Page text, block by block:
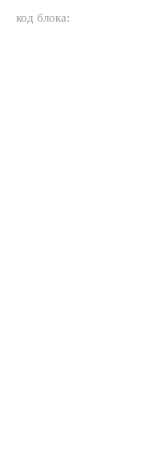
код блока: